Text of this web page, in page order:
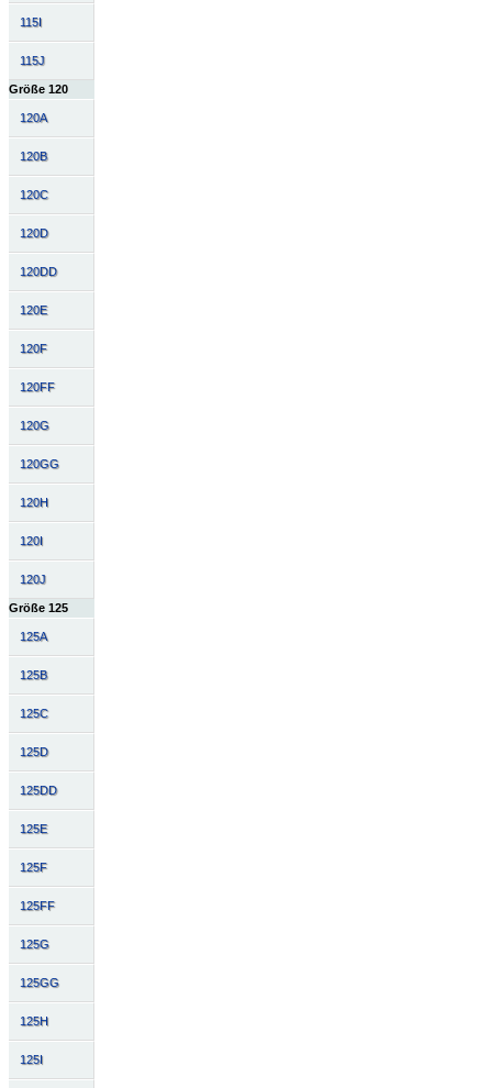
115I
115J
Größe 120
120A
120B
120C
120D
120DD
120E
120F
120FF
120G
120GG
120H
120I
120J
Größe 125
125A
125B
125C
125D
125DD
125E
125F
125FF
125G
125GG
125H
125I